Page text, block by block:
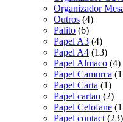
Organizador
Outros (4)
Palito (6)
Papel A3 (4)
Papel A4 (13)
Papel Almaco (4)
Papel Camurca
Papel Carta (1)
Papel cartao (2)
Papel Celofane
Papel contact (23)